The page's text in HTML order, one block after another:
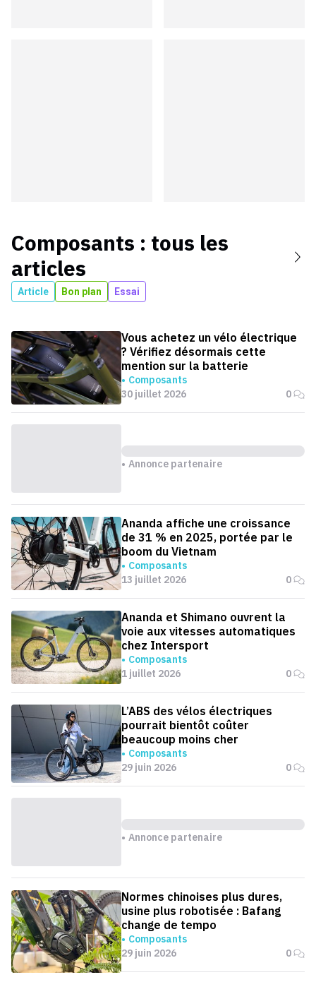
Composants : tous les
articles
Article Bon plan Essai
Vous achetez un vélo électrique
? Vérifiez désormais cette
mention sur la batterie
Composants
30 juillet 2026
0
Annonce partenaire
Ananda affiche une croissance
de 31 % en 2025, portée par le
boom du Vietnam
Composants
13 juillet 2026
0
Ananda et Shimano ouvrent la
voie aux vitesses automatiques
chez Intersport
Composants
1 juillet 2026
0
L’ABS des vélos électriques
pourrait bientôt coûter
beaucoup moins cher
Composants
29 juin 2026
0
Annonce partenaire
Normes chinoises plus dures,
usine plus robotisée : Bafang
change de tempo
Composants
29 juin 2026
0